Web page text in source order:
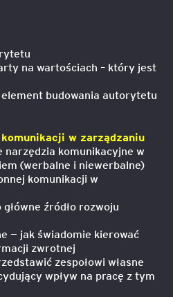
na wartościach – który jest
budowania autorytetu
w zarządzaniu
narzędzia komunikacyjne w
(werbalne i niewerbalne)
komunikacji w
źródło rozwoju
— jak świadomie kierować
zwrotnej
zespołowi własne
wpływ na pracę z tym